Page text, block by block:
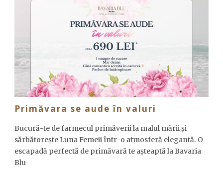
Primăvara se aude în valuri
Bucură-te de farmecul primăverii la malul mării și
sărbătorește Luna Femeii într-o atmosferă elegantă. O
escapadă perfectă de primăvară te așteaptă la Bavaria
Blu